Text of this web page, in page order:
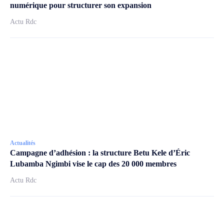
numérique pour structurer son expansion
Actu Rdc
Actualités
Campagne d’adhésion : la structure Betu Kele d’Éric
Lubamba Ngimbi vise le cap des 20 000 membres
Actu Rdc